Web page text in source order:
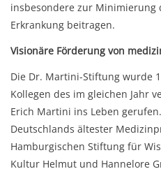
insbesondere zur Minimierung
Erkrankung beitragen.
Visionäre Förderung von
Die Dr. Martini-Stiftung wurde
Kollegen des im gleichen Jahr
Erich Martini ins Leben
Deutschlands ältester
Hamburgischen Stiftung für
Kultur Helmut und Hannelore